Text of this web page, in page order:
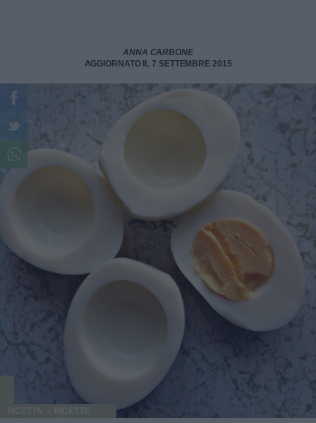
ANNA CARBONE
AGGIORNATO IL 7 SETTEMBRE 2015
RICETTA